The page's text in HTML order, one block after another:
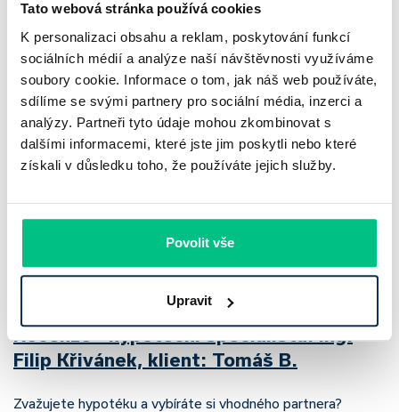
Tato webová stránka používá cookies
K personalizaci obsahu a reklam, poskytování funkcí
sociálních médií a analýze naší návštěvnosti využíváme
soubory cookie. Informace o tom, jak náš web používáte,
sdílíme se svými partnery pro sociální média, inzerci a
analýzy. Partneři tyto údaje mohou zkombinovat s
dalšími informacemi, které jste jim poskytli nebo které
získali v důsledku toho, že používáte jejich služby.
Povolit vše
Upravit
rostly úvěry a…
Pavel Pohanka|aktualizováno: 31.07.2026
Recenze - hypoteční specialista: Ing.
Filip Křivánek, klient: Tomáš B.
Zvažujete hypotéku a vybíráte si vhodného partnera?